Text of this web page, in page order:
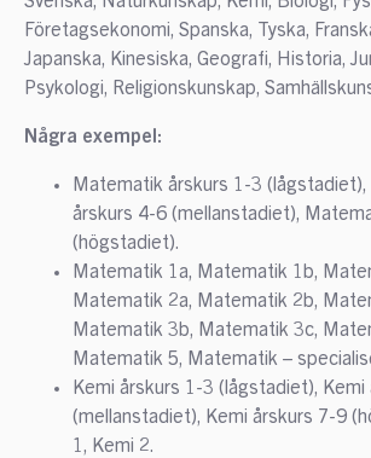
Företagsekonomi, Spanska, Tyska,
Japanska, Kinesiska, Geografi, Historia,
Psykologi, Religionskunskap,
Några exempel:
Matematik årskurs 1-3
årskurs 4-6 (mellanstadiet),
(högstadiet).
Matematik 1a, Matematik 1b,
Matematik 2a, Matematik 2b,
Matematik 3b, Matematik 3c,
Matematik 5, Matematik –
Kemi årskurs 1-3 (lågstadiet),
(mellanstadiet), Kemi årskurs 7-9
1, Kemi 2.